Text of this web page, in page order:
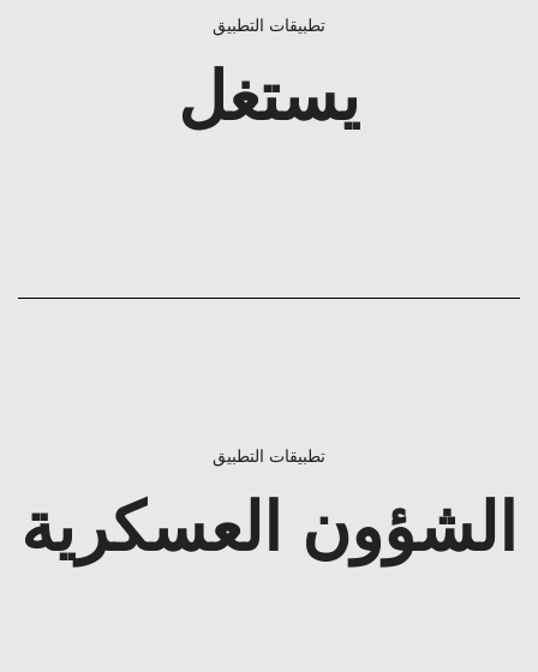
تطبيقات التطبيق
يستغل
تطبيقات التطبيق
الشؤون العسكرية